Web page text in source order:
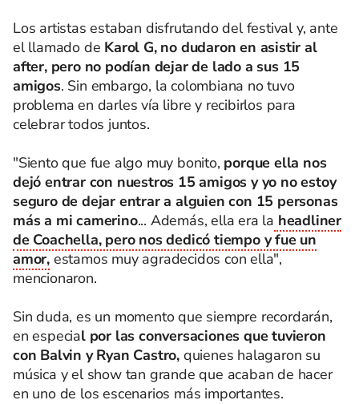
Los artistas estaban disfrutando del festival y, ante
el llamado de Karol G, no dudaron en asistir al
after, pero no podían dejar de lado a sus 15
amigos. Sin embargo, la colombiana no tuvo
problema en darles vía libre y recibirlos para
celebrar todos juntos.
"Siento que fue algo muy bonito, porque ella nos
dejó entrar con nuestros 15 amigos y yo no estoy
seguro de dejar entrar a alguien con 15 personas
más a mi camerino... Además, ella era la headliner
de Coachella, pero nos dedicó tiempo y fue un
amor, estamos muy agradecidos con ella",
mencionaron.
Sin duda, es un momento que siempre recordarán,
en especial por las conversaciones que tuvieron
con Balvin y Ryan Castro, quienes halagaron su
música y el show tan grande que acaban de hacer
en uno de los escenarios más importantes.